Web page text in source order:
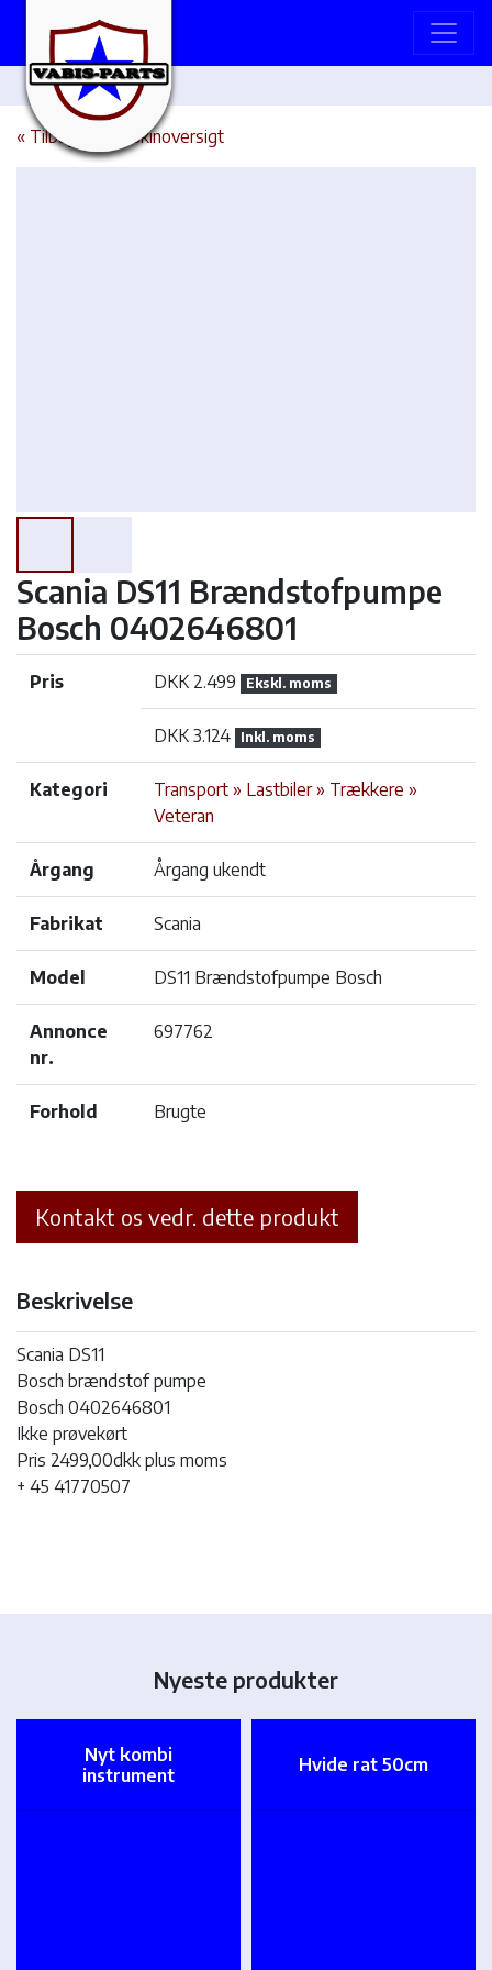
« Tilbage til maskinoversigt
Scania DS11 Brændstofpumpe
Bosch 0402646801
Pris DKK 2.499 Ekskl. moms
DKK 3.124 Inkl. moms
Kategori
Transport » Lastbiler » Trækkere »
Veteran
Årgang Årgang ukendt
Fabrikat Scania
Model DS11 Brændstofpumpe Bosch
Annonce
nr.
697762
Forhold Brugte
Kontakt os vedr. dette produkt
Beskrivelse
Scania DS11
Bosch brændstof pumpe
Bosch 0402646801
Ikke prøvekørt
Pris 2499,00dkk plus moms
+ 45 41770507
Nyeste produkter
Nyt kombi
instrument
Hvide rat 50cm